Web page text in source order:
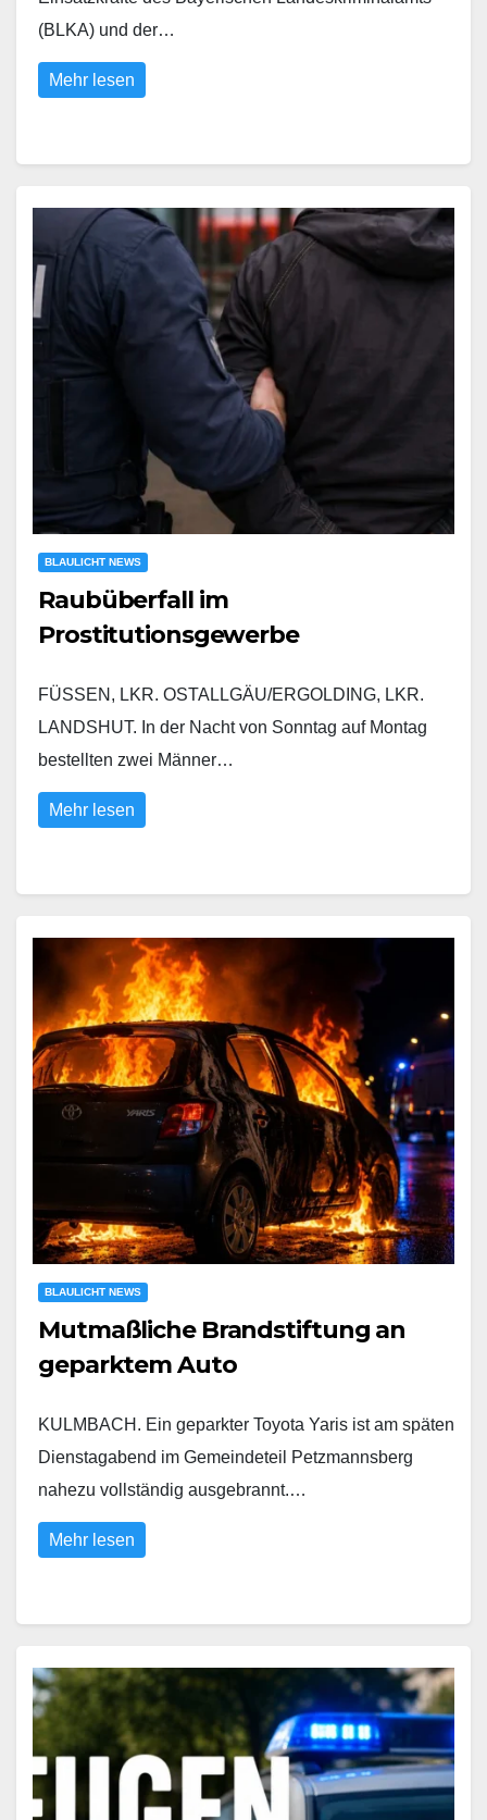
(BLKA) und der…
Mehr lesen
BLAULICHT NEWS
Raubüberfall im
Prostitutionsgewerbe
FÜSSEN, LKR. OSTALLGÄU/ERGOLDING, LKR.
LANDSHUT. In der Nacht von Sonntag auf Montag
bestellten zwei Männer…
Mehr lesen
BLAULICHT NEWS
Mutmaßliche Brandstiftung an
geparktem Auto
KULMBACH. Ein geparkter Toyota Yaris ist am späten
Dienstagabend im Gemeindeteil Petzmannsberg
nahezu vollständig ausgebrannt.…
Mehr lesen